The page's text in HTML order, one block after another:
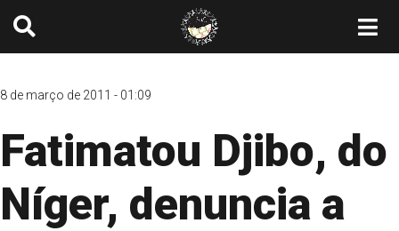
8 de março de 2011 - 01:09
Fatimatou Djibo, do
Níger, denuncia a